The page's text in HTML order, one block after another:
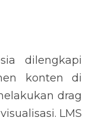
dilengkapi
konten di
drag
LMS